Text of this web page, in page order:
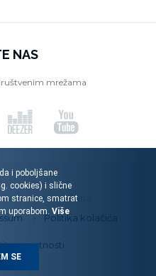
NAS
mrežama
prava pridržana.
Politika kolačića
privatnosti
i poboljšane
cookies) i slične
stranice, smatrat
uporabom. Više
SE